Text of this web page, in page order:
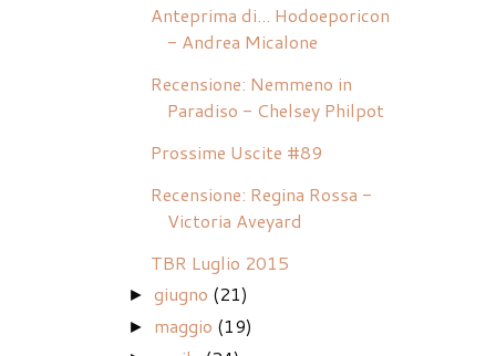
Anteprima di... Hodoeporicon
- Andrea Micalone
Recensione: Nemmeno in
Paradiso - Chelsey Philpot
Prossime Uscite #89
Recensione: Regina Rossa -
Victoria Aveyard
TBR Luglio 2015
►giugno (21)
► maggio (19)